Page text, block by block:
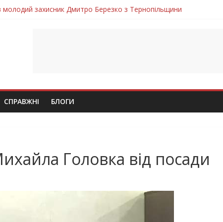
молодий захисник Дмитро Березко з Тернопільщини
Петро Федів повертається до рідного дому «на щиті»
скорботі: на щиті повертається воїн Володимир Паламарчук
безвісти, – Ангелом додому повертається захисник Михайло
СПРАВЖНІ БЛОГИ
Головка від посади